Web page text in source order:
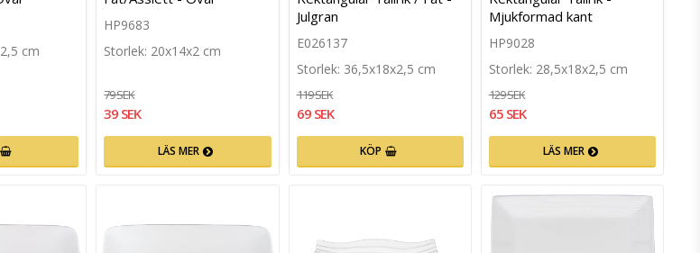
cm
HP9683
Storlek: 20x14x2 cm
79 SEK
39 SEK
LÄS MER
Julgran
E026137
Storlek: 36,5x18x2,5 cm
119 SEK
69 SEK
KÖP
Mjukformad kant
HP9028
Storlek: 28,5x18x2,5 cm
129 SEK
65 SEK
LÄS MER